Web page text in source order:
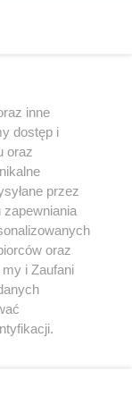
powielany i
sposób (w
polu
w
użycie lub
prawa,
kary i może być
inne
dostęp i
oraz
przez
oraz
i Zaufani